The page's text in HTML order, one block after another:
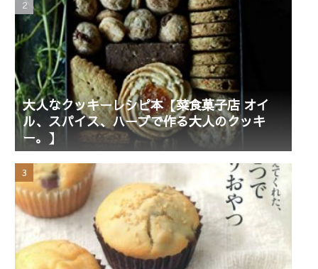
大人なクッキーレシピ本【菜食菓子店 オイ
ル、スパイス、ハーブで作る大人のクッキ
ー。】